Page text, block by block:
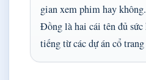
gian xem phim hay
Đồng là hai cái tên đủ
tiếng từ các dự án cổ